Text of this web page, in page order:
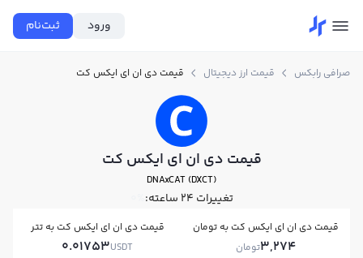
ورود ثبت‌نام
صرافی رابکس قیمت ارز دیجیتال قیمت دی ان ای ایکس کت
قیمت دی ان ای ایکس کت
DNAxCAT (DXCT)
تغییرات ۲۴ ساعته: 0%
قیمت دی ان ای ایکس کت به تومان
3,274تومان
قیمت دی ان ای ایکس کت به تتر
0.01753USDT